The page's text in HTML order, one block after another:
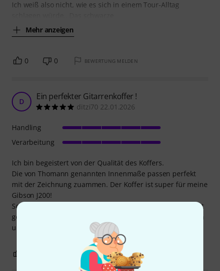
Ich weiß also nicht, wie es sich in einem Tour-Alltag
Mehr anzeigen
0 0 BEWERTUNG MELDEN
D Ein perfekter Gitarrenkoffer !
ditzi70 22.01.2026
Ich bin begeistert von der Qualität des Koffers.
Die von Thomann genannten Innenmaße passen perfekt
mit der Zeichnung zuammen. Der Koffer ist super für meine
Gibson J200!
Schnallen und Verschlüsse sind super. Koffer ist stabil, gut
gepolstert und man riecht nichts von Klebern und anderen
unschönen Dingen!
Handling
Verarbeitung
BEWERTUNG MELDEN